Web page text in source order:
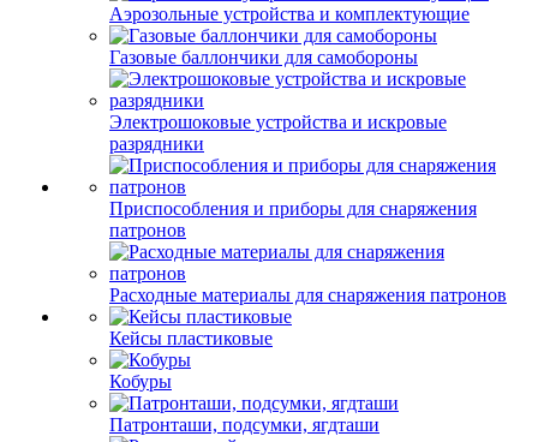
Аэрозольные устройства и комплектующие
Газовые баллончики для самобороны
Электрошоковые устройства и искровые
разрядники
Приспособления и приборы для снаряжения
патронов
Расходные материалы для снаряжения патронов
Кейсы пластиковые
Кобуры
Патронташи, подсумки, ягдташи